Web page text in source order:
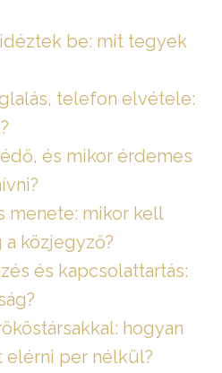
be: mit tegyek
telefon elvétele:
és mikor érdemes
menete: mikor kell
közjegyző?
és kapcsolattartás:
hogyan
per nélkül?